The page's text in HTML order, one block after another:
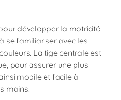
développer la motricité
se familiariser avec les
La tige centrale est
pour assurer une plus
mobile et facile à
mains.